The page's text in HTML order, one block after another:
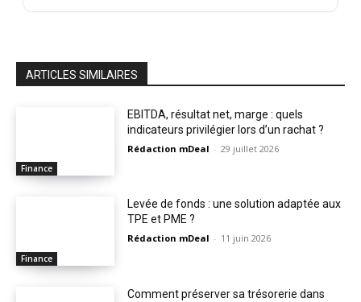
ARTICLES SIMILAIRES
Finance
EBITDA, résultat net, marge : quels
indicateurs privilégier lors d’un rachat ?
Rédaction mDeal - 29 juillet 2026
Finance
Levée de fonds : une solution adaptée aux
TPE et PME ?
Rédaction mDeal - 11 juin 2026
Comment préserver sa trésorerie dans